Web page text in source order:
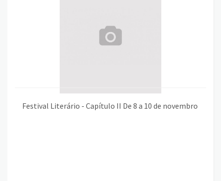
Festival Literário - Capítulo II De 8 a 10 de novembro